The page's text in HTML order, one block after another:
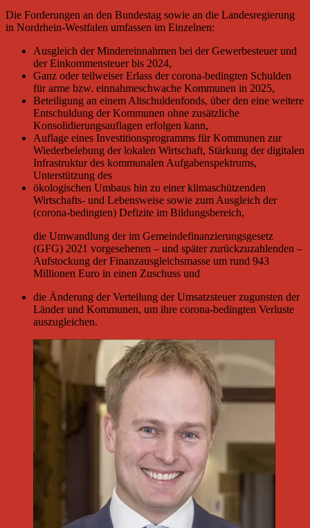
Die Forderungen an den Bundestag sowie an die Landesregierung
in Nordrhein-Westfalen umfassen im Einzelnen:
Ausgleich der Mindereinnahmen bei der Gewerbesteuer und
der Einkommensteuer bis 2024,
Ganz oder teilweiser Erlass der corona-bedingten Schulden
für arme bzw. einnahmeschwache Kommunen in 2025,
Beteiligung an einem Altschuldenfonds, über den eine weitere
Entschuldung der Kommunen ohne zusätzliche
Konsolidierungsauflagen erfolgen kann,
Auflage eines Investitionsprogramms für Kommunen zur
Wiederbelebung der lokalen Wirtschaft, Stärkung der digitalen
Infrastruktur des kommunalen Aufgabenspektrums,
Unterstützung des
ökologischen Umbaus hin zu einer klimaschützenden
Wirtschafts- und Lebensweise sowie zum Ausgleich der
(corona-bedingten) Defizite im Bildungsbereich,
die Umwandlung der im Gemeindefinanzierungsgesetz
(GFG) 2021 vorgesehenen – und später zurückzuzahlenden –
Aufstockung der Finanzausgleichsmasse um rund 943
Millionen Euro in einen Zuschuss und
die Änderung der Verteilung der Umsatzsteuer zugunsten der
Länder und Kommunen, um ihre corona-bedingten Verluste
auszugleichen.